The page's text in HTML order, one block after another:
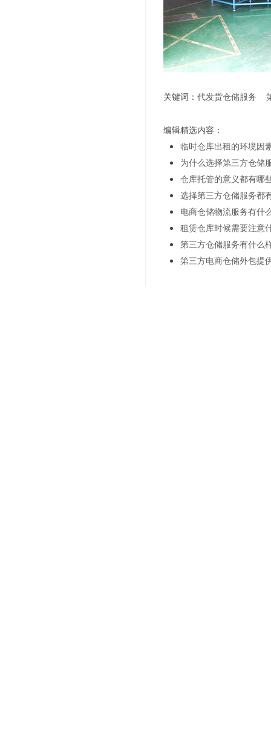
关键词： 代发货仓储服务
编辑精选内容：
临时仓库出租的环境因
为什么选择第三方仓储
仓库托管的意义都有哪
选择第三方仓储服务都
电商仓储物流服务有什
租赁仓库时候需要注意
第三方仓储服务有什么
第三方电商仓储外包提